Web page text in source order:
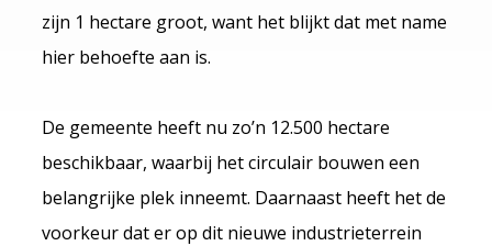
zijn 1 hectare groot, want het blijkt dat met name
hier behoefte aan is.
De gemeente heeft nu zo’n 12.500 hectare
beschikbaar, waarbij het circulair bouwen een
belangrijke plek inneemt. Daarnaast heeft het de
voorkeur dat er op dit nieuwe industrieterrein